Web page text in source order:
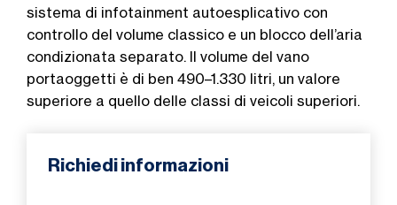
sistema di infotainment autoesplicativo con
controllo del volume classico e un blocco dell’aria
condizionata separato. Il volume del vano
portaoggetti è di ben 490–1.330 litri, un valore
superiore a quello delle classi di veicoli superiori.
Richiedi informazioni